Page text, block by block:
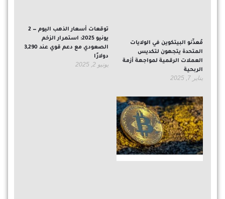
مُعدِّنو البيتكوين في الولايات
المتحدة يتجهون لتكديس
العملات الرقمية لمواجهة أزمة
الربحية
يناير 7, 2025
توقعات أسعار الذهب اليوم — 2
يونيو 2025: استمرار الزخم
الصعودي مع دعم قوي عند 3,290
دولارًا
يونيو 2, 2025